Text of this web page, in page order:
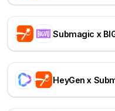
Submagic x
HeyGen x